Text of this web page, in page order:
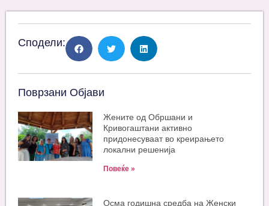
Сподели:
Поврзани Објави
Жените од Обршани и
Кривогаштани активно
придонесуваат во креирањето
локални решенија
Повеќе »
Oсма годишна средба на Женски